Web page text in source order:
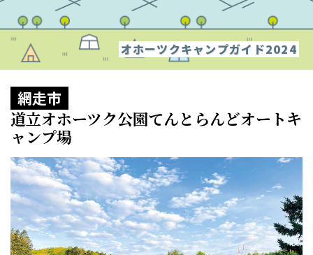
オホーツクキャンプガイド2024
網走市
道立オホーツク公園てんとらんどオートキ
ャンプ場